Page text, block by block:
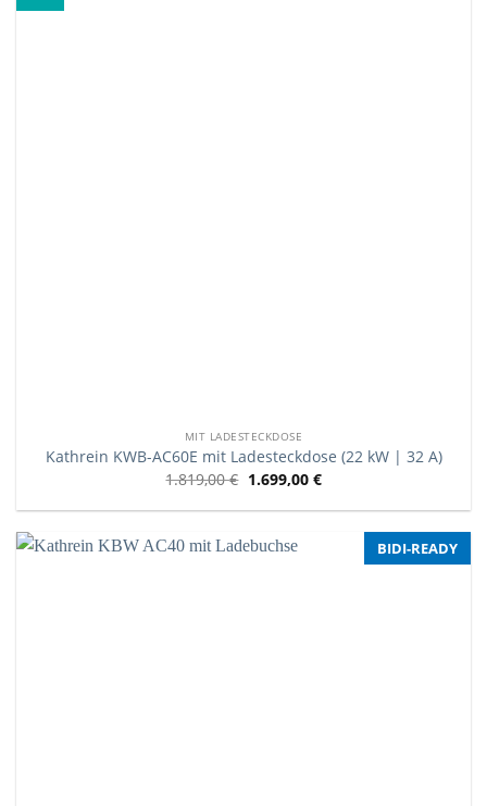
MIT LADESTECKDOSE
Kathrein KWB-AC60E mit Ladesteckdose (22 kW | 32 A)
1.819,00€ 1.699,00 €
BIDI-READY